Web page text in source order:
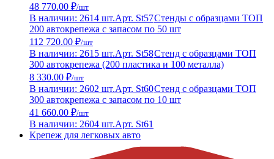
48 770.00 ₽/шт
В наличии: 2614 шт.Арт. St57Стенды с образцами ТОП
200 автокрепежа с запасом по 50 шт
112 720.00 ₽/шт
В наличии: 2615 шт.Арт. St58Стенд с образцами ТОП
300 автокрепежа (200 пластика и 100 металла)
8 330.00 ₽/шт
В наличии: 2602 шт.Арт. St60Стенд с образцами ТОП
300 автокрепежа с запасом по 10 шт
41 660.00 ₽/шт
В наличии: 2604 шт.Арт. St61
Крепеж для легковых авто